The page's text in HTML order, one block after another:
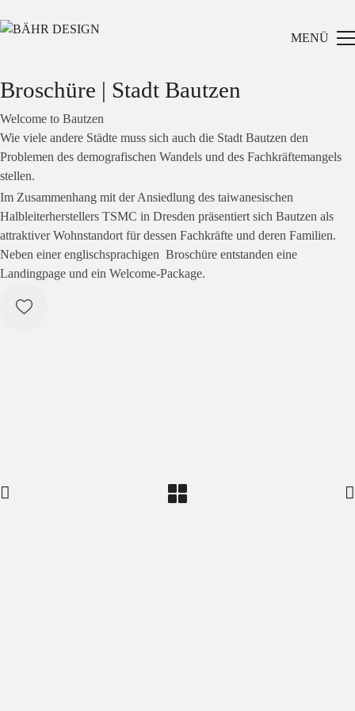
MENÜ
Broschüre | Stadt Bautzen
Welcome to Bautzen
Wie viele andere Städte muss sich auch die Stadt Bautzen den
Problemen des demografischen Wandels und des Fachkräftemangels
stellen.
Im Zusammenhang mit der Ansiedlung des taiwanesischen
Halbleiterherstellers TSMC in Dresden präsentiert sich Bautzen als
attraktiver Wohnstandort für dessen Fachkräfte und deren Familien.
Neben einer englischsprachigen Broschüre entstanden eine
Landingpage und ein Welcome-Package.